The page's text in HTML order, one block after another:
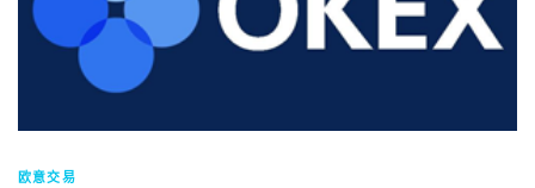
欧意交易